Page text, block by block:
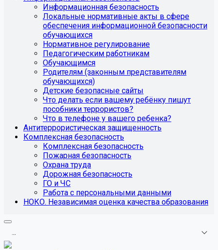
Информационная безопасность
Локальные нормативные акты в сфере
обеспечения информационной безопасности
обучающихся
Нормативное регулирование
Педагогическим работникам
Обучающимся
Родителям (законным представителям
обучающихся)
Детские безопасные сайты
Что делать если вашему ребёнку пишут
пособники террористов?
Что в телефоне у вашего ребенка?
Антитеррористическая защищенность
Комплексная безопасность
Комплексная безопасность
Пожарная безопасность
Охрана труда
Дорожная безопасность
ГО и ЧС
Работа с персональными данными
НОКО. Независимая оценка качества образования
...